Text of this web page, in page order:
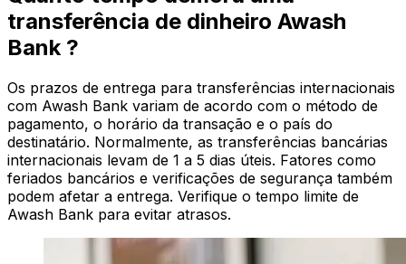
transferência de dinheiro Awash
Bank ?
Os prazos de entrega para transferências internacionais
com Awash Bank variam de acordo com o método de
pagamento, o horário da transação e o país do
destinatário. Normalmente, as transferências bancárias
internacionais levam de 1 a 5 dias úteis. Fatores como
feriados bancários e verificações de segurança também
podem afetar a entrega. Verifique o tempo limite de
Awash Bank para evitar atrasos.